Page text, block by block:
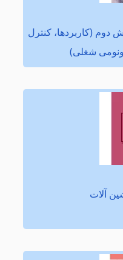
دوم (كاربردها، كنترل
شغلی)
آلات